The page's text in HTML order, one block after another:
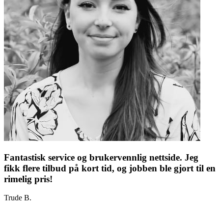
Fantastisk service og brukervennlig nettside. Jeg
fikk flere tilbud på kort tid, og jobben ble gjort til en
rimelig pris!
Trude B.